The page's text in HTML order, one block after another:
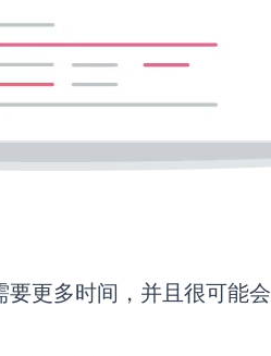
更多时间，并且很可能会